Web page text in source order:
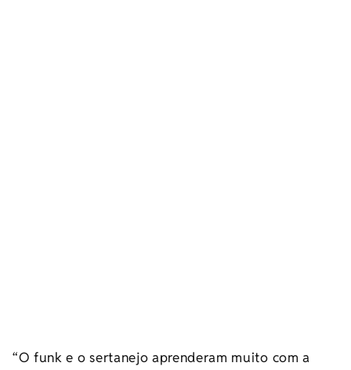
“O funk e o sertanejo aprenderam muito com a